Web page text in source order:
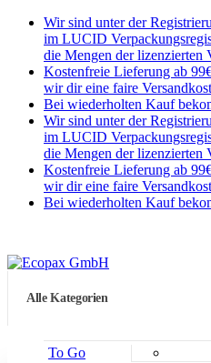
Wir sind unter der
im LUCID
die Mengen der lizenzierten
Kostenfreie Lieferung ab
wir dir eine faire
Bei wiederholten Kauf
Wir sind unter der
im LUCID
die Mengen der lizenzierten
Kostenfreie Lieferung ab
wir dir eine faire
Bei wiederholten Kauf
Alle Kategorien
To Go